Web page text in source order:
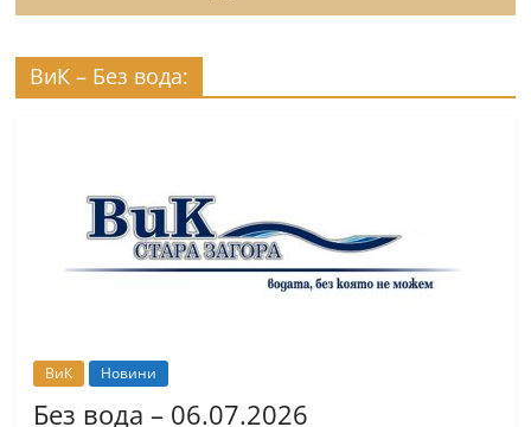
ВиК – Без вода:
ВиК Новини
Без вода – 06.07.2026